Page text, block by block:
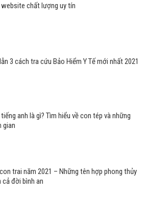
chất lượng uy tín
3 cách tra cứu Bảo Hiểm Y Tế mới nhất 2021
anh là gì? Tìm hiểu về con tép và những
gian
trai năm 2021 – Những tên hợp phong thủy
cả đời bình an